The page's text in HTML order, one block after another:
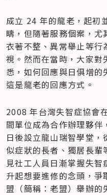
成立 24 年的龍老，起初
疇，但隨著服務個案，尤
衣著不整、異常舉止等行
視。然而在當時，大家對
悉，如何回應與日俱增的
這是龍老的回應方式。
2008 年台灣失智症協會
間單位成為合作辦理夥
日後設立龍山瑞智學堂
似症狀的長者、獨居長輩
見社工人員日漸掌握失智
升起想要進修的念頭，
盟（簡稱：老盟）舉辦的